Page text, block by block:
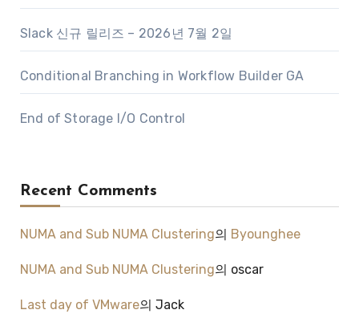
Slack 신규 릴리즈 – 2026년 7월 2일
Conditional Branching in Workflow Builder GA
End of Storage I/O Control
Recent Comments
NUMA and Sub NUMA Clustering의 Byounghee
NUMA and Sub NUMA Clustering의 oscar
Last day of VMware의 Jack